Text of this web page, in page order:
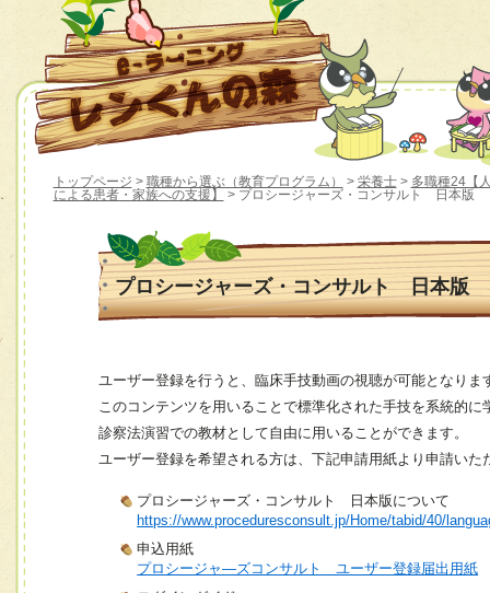
トップページ > 職種から選ぶ（教育プログラム） > 栄養士> 多職種24【
による患者・家族への支援】
> プロシージャーズ・コンサルト 日本版
プロシージャーズ・コンサルト 日本版
ユーザー登録を行うと、臨床手技動画の視聴が可能となりま
このコンテンツを用いることで標準化された手技を系統的
診察法演習での教材として自由に用いることができます。
ユーザー登録を希望される方は、下記申請用紙より申請いた
プロシージャーズ・コンサルト 日本版について
https://www.proceduresconsult.jp/Home/tabid/40/
申込用紙
プロシージャ―ズコンサルト ユーザー登録届出用紙